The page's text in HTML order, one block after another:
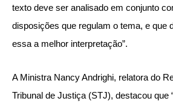
texto deve ser analisado em conjunto
disposições que regulam o tema, e que
essa a melhor interpretação”.
A Ministra Nancy Andrighi, relatora do
Tribunal de Justiça (STJ), destacou que